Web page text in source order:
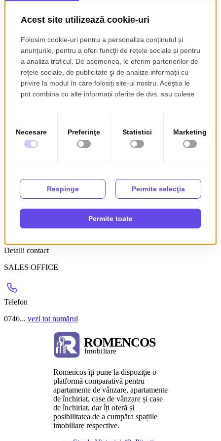
Masina de spalat rufe
Aragaz
Cuptor microunde
Interfon
Detalii
Va oferim spre inchiriere apartament 4 camere,confort 1,compus din
MICROUNDE,FRIGIDER,MASINA DE
SPALAT,ASPIRATOR,FIER DE CALCAT
comun,scoli,gradinite,piata,marketuri,farmacii si spre parcul
TRIVALE.Pentru a te covinge de cele enumerate mai sus si pentru a
primi si alte informatii SUNA ACUM si mergem cu drag la
vizionare!
-disponibilitate incepand cu 15 Decembrie 2024
Detalii contact
SALES OFFICE
Telefon
0746... vezi tot numărul
Romencos îți pune la dispoziție o
platformă comparativă pentru
apartamente de vânzare, apartamente
de închiriat, case de vânzare și case
de închiriat, dar îți oferă și
posibilitatea de a cumpăra spațiile
imobiliare respective.